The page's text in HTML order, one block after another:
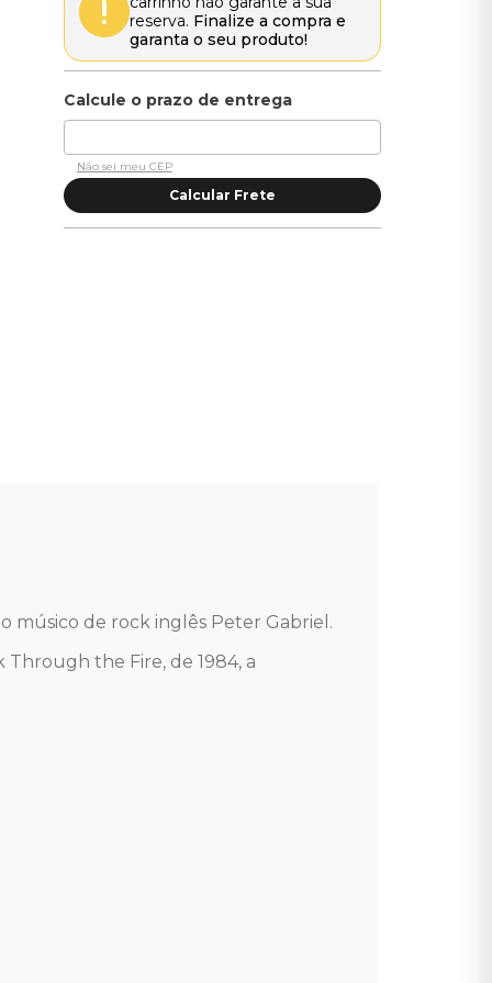
reserva. Finalize a compra e
garanta o seu produto!
Não sei meu CEP
músico de rock inglês Peter Gabriel.
Through the Fire, de 1984, a